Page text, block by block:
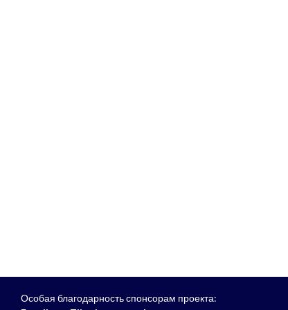
Особая благодарность спонсорам проекта: